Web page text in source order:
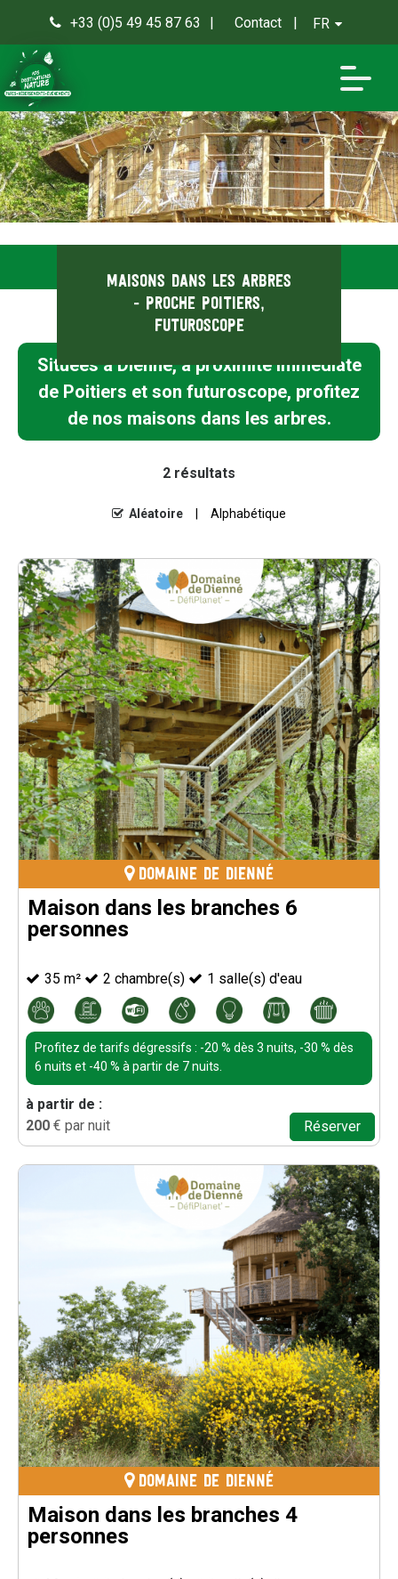
+33 (0)5 49 45 87 63 Contact FR
Maisons dans les arbres
- Proche Poitiers,
Futuroscope
Situées à Dienné, à proximité immédiate
de Poitiers et son futuroscope, profitez
de nos maisons dans les arbres.
2 résultats
Aléatoire Alphabétique
Maison dans les branches 6
personnes
DOMAINE DE DIENNÉ
à partir de :
200 € par nuit
35 m² 2 chambre(s) 1 salle(s) d'eau
Profitez de tarifs dégressifs : -20 % dès 3 nuits, -30 % dès
6 nuits et -40 % à partir de 7 nuits.
Réserver
Maison dans les branches 4
personnes
DOMAINE DE DIENNÉ